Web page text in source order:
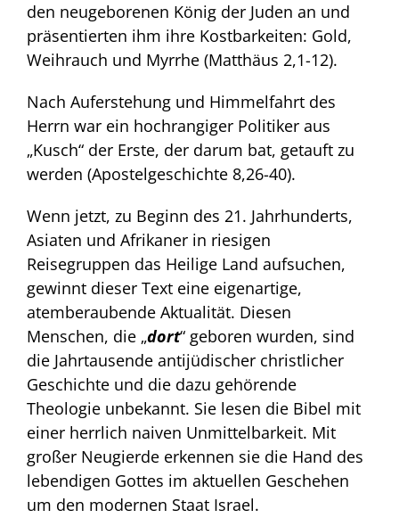
den neugeborenen König der Juden an und
präsentierten ihm ihre Kostbarkeiten: Gold,
Weihrauch und Myrrhe (Matthäus 2,1-12).
Nach Auferstehung und Himmelfahrt des
Herrn war ein hochrangiger Politiker aus
„Kusch“ der Erste, der darum bat, getauft zu
werden (Apostelgeschichte 8,26-40).
Wenn jetzt, zu Beginn des 21. Jahrhunderts,
Asiaten und Afrikaner in riesigen
Reisegruppen das Heilige Land aufsuchen,
gewinnt dieser Text eine eigenartige,
atemberaubende Aktualität. Diesen
Menschen, die „dort“ geboren wurden, sind
die Jahrtausende antijüdischer christlicher
Geschichte und die dazu gehörende
Theologie unbekannt. Sie lesen die Bibel mit
einer herrlich naiven Unmittelbarkeit. Mit
großer Neugierde erkennen sie die Hand des
lebendigen Gottes im aktuellen Geschehen
um den modernen Staat Israel.